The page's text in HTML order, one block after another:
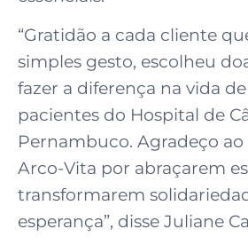
“Gratidão a cada cliente
simples gesto, escolheu
fazer a diferença na vida
pacientes do Hospital de
Pernambuco. Agradeço ao
Arco-Vita por abraçarem
transformarem
esperança”, disse Juliane